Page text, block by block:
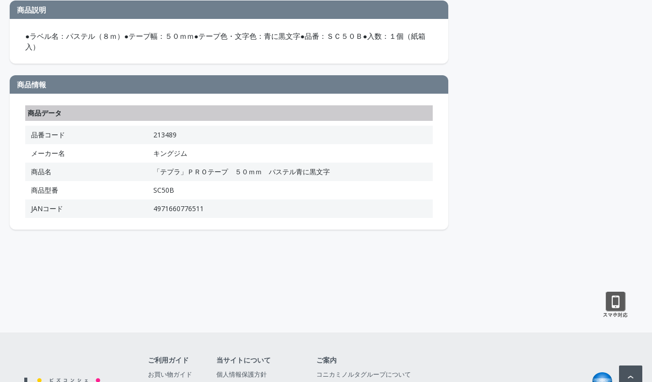
商品説明
●ラベル名：パステル（８ｍ）●テープ幅：５０ｍｍ●テープ色・文字色：青に黒文字●品番：ＳＣ５０Ｂ●入数：１個（紙箱
入）
商品情報
商品データ
品番コード
213489
メーカー名
キングジム
商品名
「テプラ」ＰＲＯテープ ５０ｍｍ パステル青に黒文字
商品型番
SC50B
JANコード
4971660776511
ご利用ガイド
お買い物ガイド
当サイトについて
個人情報保護方針
ご案内
コニカミノルタグループについて